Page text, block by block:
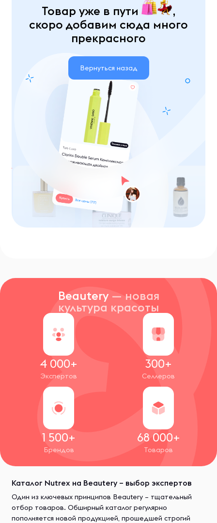
Товар уже в пути
,
скоро добавим сюда много
прекрасного
Вернуться назад
Beautery — новая
культура красоты
4 000+
Экспертов
300+
Селлеров
1 500+
Брендов
68 000+
Товаров
Каталог Nutrex на Beautery – выбор экспертов
Один из ключевых принципов Beautery – тщательный
отбор товаров. Обширный каталог регулярно
пополняется новой продукцией, прошедшей строгий